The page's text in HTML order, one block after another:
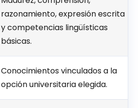
razonamiento, expresión escrita
y competencias lingüísticas
básicas.
Conocimientos vinculados a la
opción universitaria elegida.